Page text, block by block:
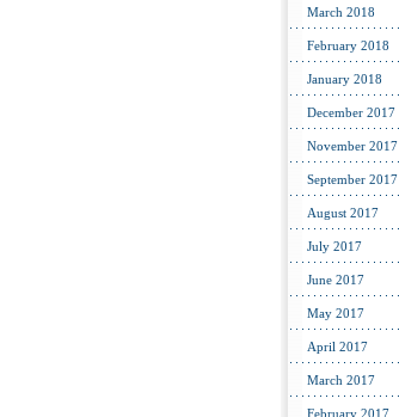
March 2018
February 2018
January 2018
December 2017
November 2017
September 2017
August 2017
July 2017
June 2017
May 2017
April 2017
March 2017
February 2017